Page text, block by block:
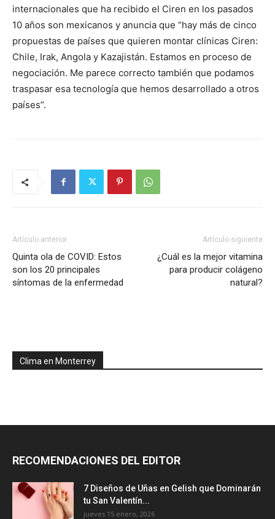
internacionales que ha recibido el Ciren en los pasados
10 años son mexicanos y anuncia que “hay más de cinco
propuestas de países que quieren montar clínicas Ciren:
Chile, Irak, Angola y Kazajistán. Estamos en proceso de
negociación. Me parece correcto también que podamos
traspasar esa tecnología que hemos desarrollado a otros
países”.
Artículo anterior
Quinta ola de COVID: Estos
son los 20 principales
síntomas de la enfermedad
Artículo siguiente
¿Cuál es la mejor vitamina
para producir colágeno
natural?
Clima en Monterrey
RECOMENDACIONES DEL EDITOR
7 Diseños de Uñas en Gelish que Dominarán
tu San Valentín...
jueves 15 enero, 2026